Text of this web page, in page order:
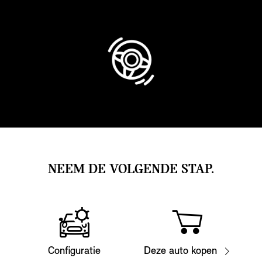
NEEM DE VOLGENDE STAP.
Configuratie
Deze auto kopen